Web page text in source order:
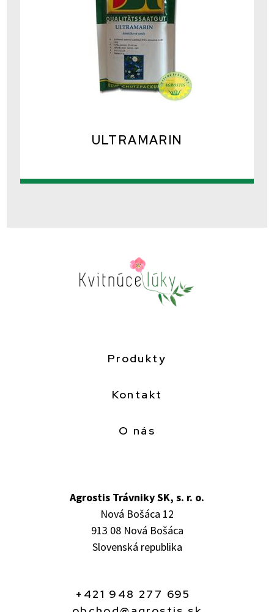
ULTRAMARIN
Produkty
Kontakt
O nás
Agrostis Trávniky SK, s. r. o.
Nová Bošáca 12
913 08 Nová Bošáca
Slovenská republika
+421 948 277 695